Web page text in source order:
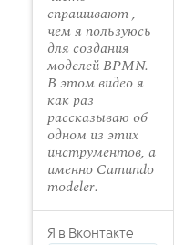
спрашивают ,
чем я пользуюсь
для создания
моделей BPMN.
В этом видео я
как раз
рассказываю об
одном из этих
инструментов, а
именно Camundo
modeler.
Я в Вконтакте